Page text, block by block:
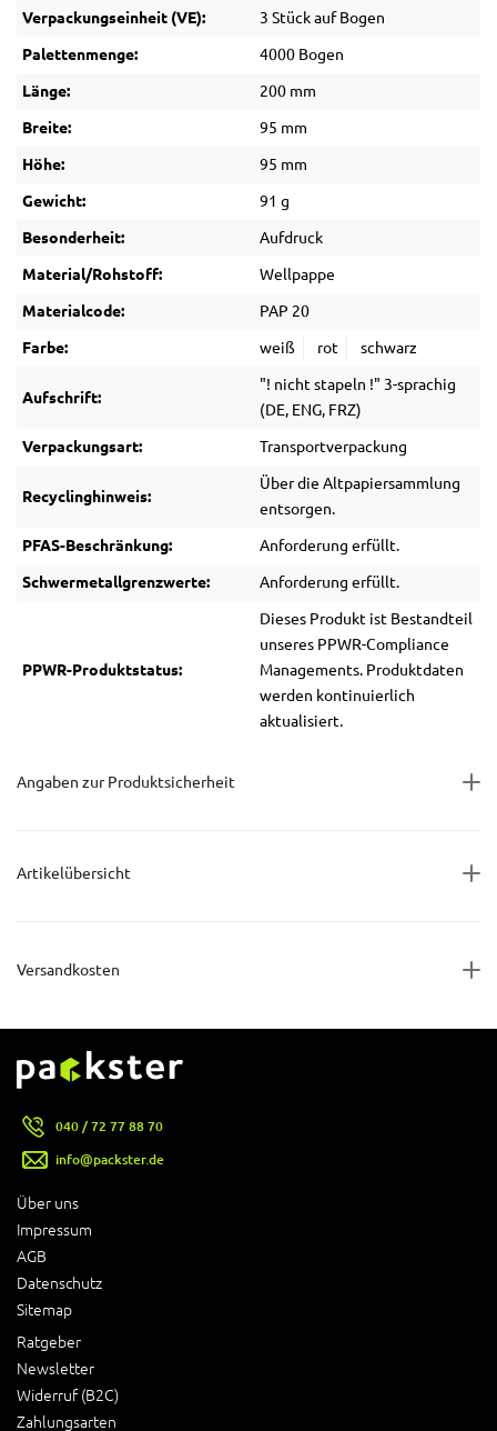
Verpackungseinheit (VE): 3 Stück auf Bogen
Palettenmenge: 4000 Bogen
Länge: 200 mm
Breite: 95 mm
Höhe: 95 mm
Gewicht: 91 g
Besonderheit: Aufdruck
Material/Rohstoff: Wellpappe
Materialcode: PAP 20
Farbe: weiß rot schwarz
Aufschrift:
"! nicht stapeln !" 3-sprachig
(DE, ENG, FRZ)
Verpackungsart: Transportverpackung
Recyclinghinweis:
Über die Altpapiersammlung
entsorgen.
PFAS-Beschränkung: Anforderung erfüllt.
Schwermetallgrenzwerte: Anforderung erfüllt.
PPWR-Produktstatus:
Dieses Produkt ist Bestandteil
unseres PPWR-Compliance
Managements. Produktdaten
werden kontinuierlich
aktualisiert.
Angaben zur Produktsicherheit
Artikelübersicht
Versandkosten
Über uns
Impressum
AGB
Datenschutz
Sitemap
Ratgeber
Newsletter
Widerruf (B2C)
Zahlungsarten
040 / 72 77 88 70
info@packster.de